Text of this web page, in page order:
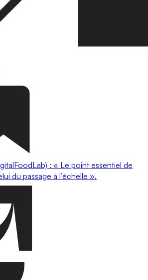
: « Le point essentiel de
du passage à l’échelle ».